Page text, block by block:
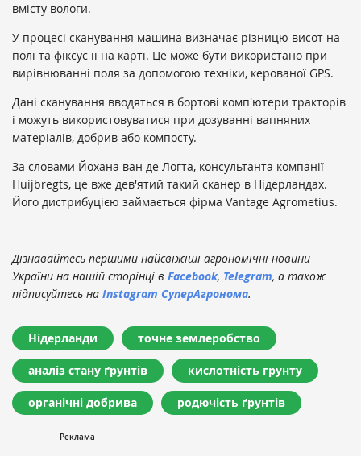
вмісту вологи.
У процесі сканування машина визначає різницю висот на
полі та фіксує її на карті. Це може бути використано при
вирівнюванні поля за допомогою техніки, керованої GPS.
Дані сканування вводяться в бортові комп'ютери тракторів
і можуть використовуватися при дозуванні вапняних
матеріалів, добрив або компосту.
За словами Йохана ван де Логта, консультанта компанії
Huijbregts, це вже дев'ятий такий сканер в Нідерландах.
Його дистрибуцією займається фірма Vantage Agrometius.
Дізнавайтесь першими найсвіжіші агрономічні новини
України на нашій сторінці в Facebook, Telegram, а також
підписуйтесь на Instagram СуперАгронома.
Нідерланди точне землеробство
аналіз стану ґрунтів кислотність грунту
органічні добрива родючість ґрунтів